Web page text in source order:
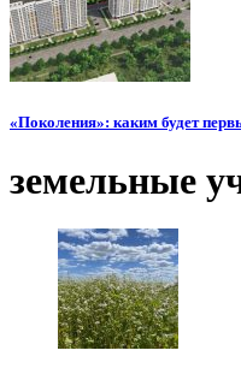
«Поколения»: каким будет
земельные